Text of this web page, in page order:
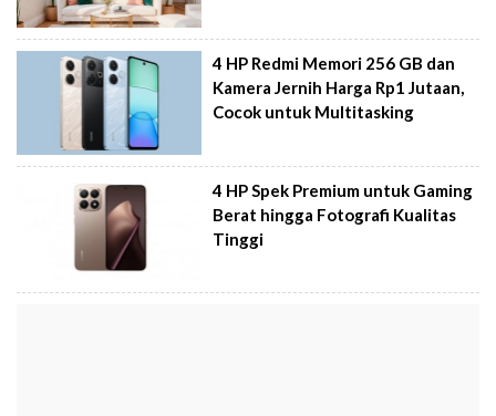
4 HP Redmi Memori 256 GB dan
Kamera Jernih Harga Rp1 Jutaan,
Cocok untuk Multitasking
4 HP Spek Premium untuk Gaming
Berat hingga Fotografi Kualitas
Tinggi